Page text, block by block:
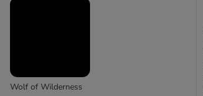
Wolf of Wilderness